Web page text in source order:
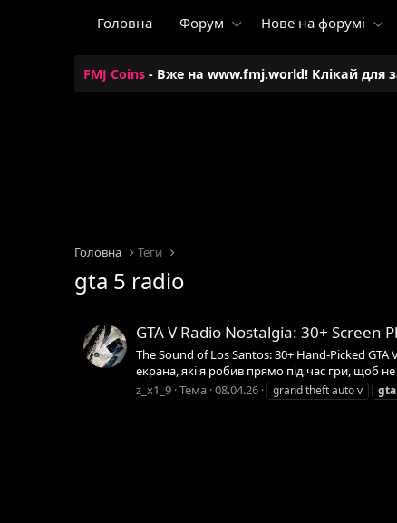
Головна Форум Нове на форумі
FMJ Coins - Вже на www.fmj.world! Клікай для
Головна Теги
gta 5 radio
GTA V Radio Nostalgia: 30+ Screen
The Sound of Los Santos: 30+ Hand-Picked GTA
екрана, які я робив прямо під час гри, щоб не
z_x1_9 Тема 08.04.26 grand theft auto v gta